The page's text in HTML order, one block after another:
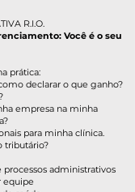
R.I.O.
Você é o seu
prática:
declarar o que ganho?
empresa na minha
para minha clínica.
tributário?
administrativos
equipe